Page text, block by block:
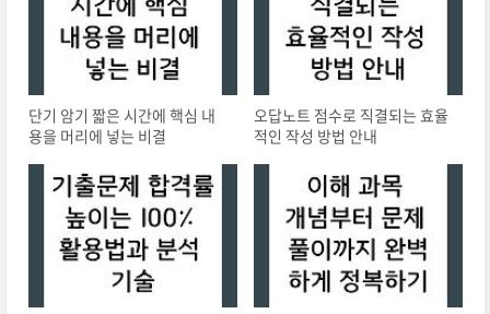
단기 암기 짧은 시간에 핵심 내
용을 머리에 넣는 비결
오답노트 점수로 직결되는 효율
적인 작성 방법 안내